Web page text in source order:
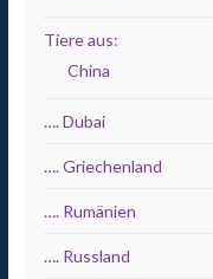
Tiere aus:
China
…. Dubai
…. Griechenland
…. Rumänien
…. Russland